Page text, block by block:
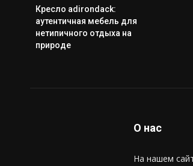
Кресло adirondack:
аутентичная мебель для
нетипичного отдыха на
природе
О нас
На нашем